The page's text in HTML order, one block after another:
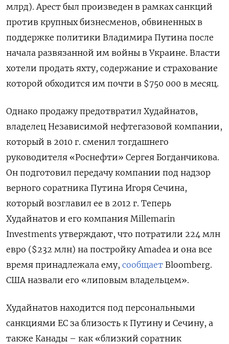
млрд). Арест был произведен в рамках санкций
против крупных бизнесменов, обвиненных в
поддержке политики Владимира Путина после
начала развязанной им войны в Украине. Власти
хотели продать яхту, содержание и страхование
которой обходится им почти в $750 000 в месяц.
Однако продажу предотвратил Худайнатов,
владелец Независимой нефтегазовой компании,
который в 2010 г. сменил тогдашнего
руководителя «Роснефти» Сергея Богданчикова.
Он подготовил передачу компании под надзор
верного соратника Путина Игоря Сечина,
который возглавил ее в 2012 г. Теперь
Худайнатов и его компания Millemarin
Investments утверждают, что потратили 224 млн
евро ($232 млн) на постройку Amadea и она все
время принадлежала ему, сообщает Bloomberg.
США назвали его «липовым владельцем».
Худайнатов находится под персональными
санкциями ЕС за близость к Путину и Сечину, а
также Канады – как «близкий соратник